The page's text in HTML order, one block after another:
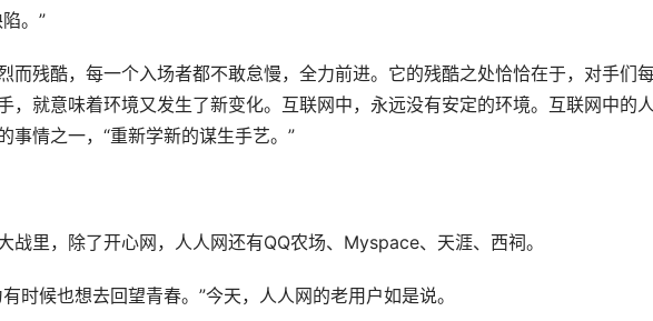
。”
而残酷，每一个入场者都不敢怠慢，全力前进。它的残酷之处恰恰在于，对手们
，就意味着环境又发生了新变化。互联网中，永远没有安定的环境。互联网中的人
事情之一，“重新学新的谋生手艺。”
战里，除了开心网，人人网还有QQ农场、Myspace、天涯、西祠。
时候也想去回望青春。”今天，人人网的老用户如是说。